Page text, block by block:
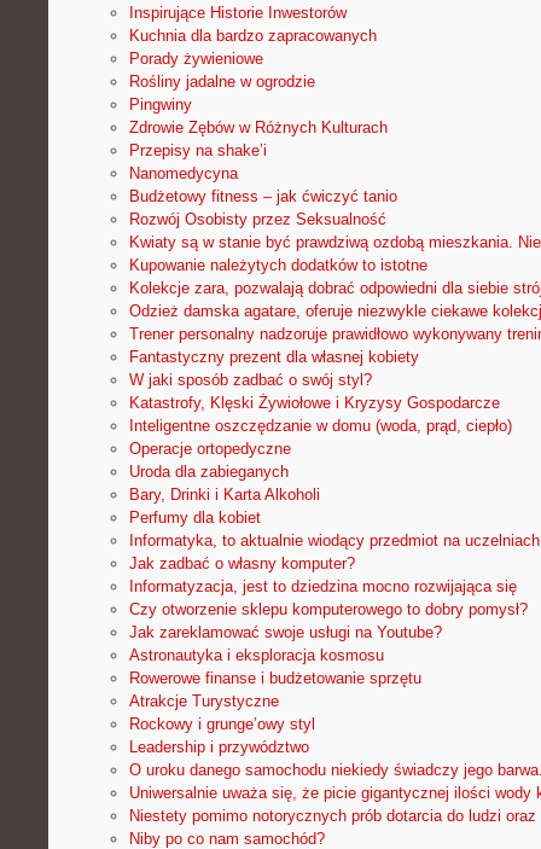
Inspirujące Historie Inwestorów
Kuchnia dla bardzo zapracowanych
Porady żywieniowe
Rośliny jadalne w ogrodzie
Pingwiny
Zdrowie Zębów w Różnych Kulturach
Przepisy na shake’i
Nanomedycyna
Budżetowy fitness – jak ćwiczyć tanio
Rozwój Osobisty przez Seksualność
Kwiaty są w stanie być prawdziwą ozdobą mieszkania.
Kupowanie należytych dodatków to istotne
Kolekcje zara, pozwalają dobrać odpowiedni dla siebie
Odzież damska agatare, oferuje niezwykle ciekawe
Trener personalny nadzoruje prawidłowo wykonywany
Fantastyczny prezent dla własnej kobiety
W jaki sposób zadbać o swój styl?
Katastrofy, Klęski Żywiołowe i Kryzysy Gospodarcze
Inteligentne oszczędzanie w domu (woda, prąd, ciepło)
Operacje ortopedyczne
Uroda dla zabieganych
Bary, Drinki i Karta Alkoholi
Perfumy dla kobiet
Informatyka, to aktualnie wiodący przedmiot na uczelniach
Jak zadbać o własny komputer?
Informatyzacja, jest to dziedzina mocno rozwijająca się
Czy otworzenie sklepu komputerowego to dobry pomysł?
Jak zareklamować swoje usługi na Youtube?
Astronautyka i eksploracja kosmosu
Rowerowe finanse i budżetowanie sprzętu
Atrakcje Turystyczne
Rockowy i grunge’owy styl
Leadership i przywództwo
O uroku danego samochodu niekiedy świadczy jego
Uniwersalnie uważa się, że picie gigantycznej ilości wody
Niestety pomimo notorycznych prób dotarcia do ludzi oraz
Niby po co nam samochód?